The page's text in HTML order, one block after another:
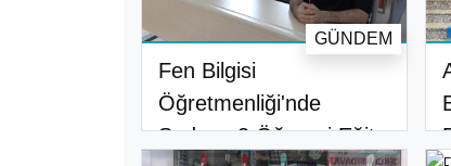
Fen Bilgisi
Öğretmenliği'nde
Sadece 2 Öğrenci Eğit..
GÜNDEM